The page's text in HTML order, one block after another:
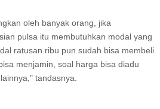
oleh banyak orang, jika
pulsa itu membutuhkan modal yang
ratusan ribu pun sudah bisa membeli
menjamin, soal harga bisa diadu
tandasnya.